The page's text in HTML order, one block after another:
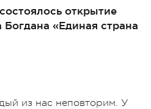
открытие
«Единая страна
из нас неповторим. У